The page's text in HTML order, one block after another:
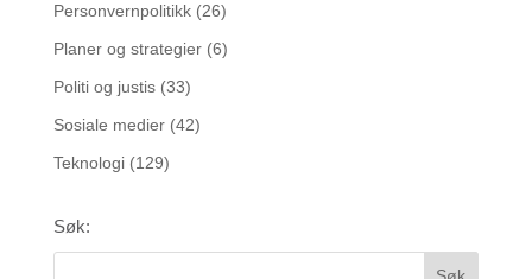
Personvernpolitikk(26)
Planer og strategier(6)
Politi og justis(33)
Sosiale medier(42)
Teknologi(129)
Søk: